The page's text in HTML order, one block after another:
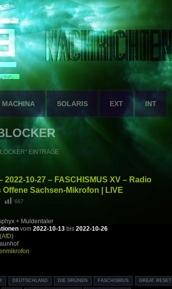
MACHINA SOLARIS EXT INT
EINTRÄGE
2022-10-27 – FASCHISMUS XV – Radio
Sachsen-Mikrofon | LIVE
667
+ Muldentaler
vom 2022-10-13bis 2022-10-26
AfD)
DEUTSCHLAND DIE GRÜNEN FASCHISMUS GREAT RESET